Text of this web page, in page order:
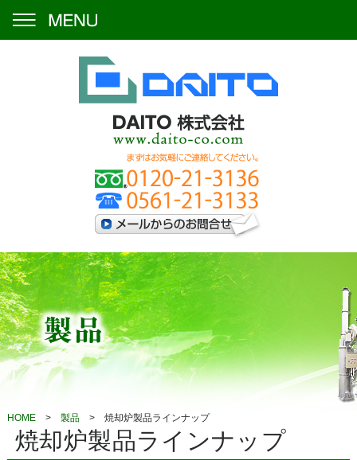
HOME 製品 焼却炉製品ラインナップ
焼却炉製品ラインナップ